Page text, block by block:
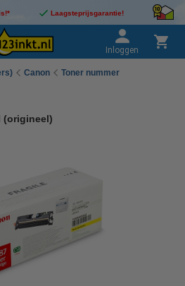
Laagsteprijsgarantie!
Inloggen
Canon
Toner nummer
(origineel)